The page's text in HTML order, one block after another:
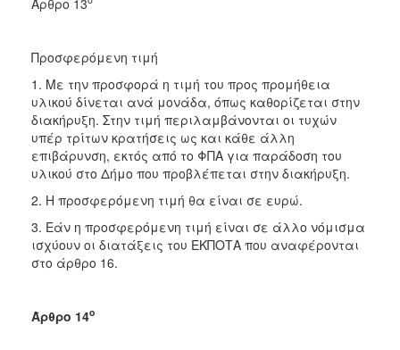
Προσφερόμενη τιμή
1. Με την προσφορά η τιμή του προς προμήθεια
υλικού δίνεται ανά μονάδα, όπως καθορίζεται στην
διακήρυξη. Στην τιμή περιλαμβάνονται οι τυχών
υπέρ τρίτων κρατήσεις ως και κάθε άλλη
επιβάρυνση, εκτός από το ΦΠΑ για παράδοση του
υλικού στο Δήμο που προβλέπεται στην διακήρυξη.
2. Η προσφερόμενη τιμή θα είναι σε ευρώ.
3. Εάν η προσφερόμενη τιμή είναι σε άλλο νόμισμα
ισχύουν οι διατάξεις του ΕΚΠΟΤΑ που αναφέρονται
στο άρθρο 16.
Άρθρο 14ο